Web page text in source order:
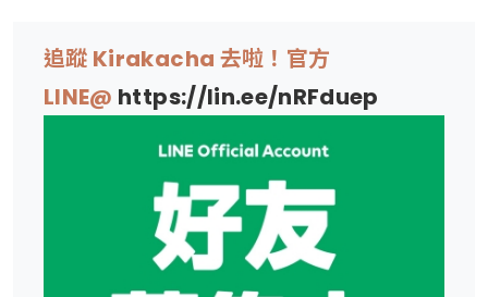
追蹤 Kirakacha 去啦！官方
LINE@ https://lin.ee/nRFduep